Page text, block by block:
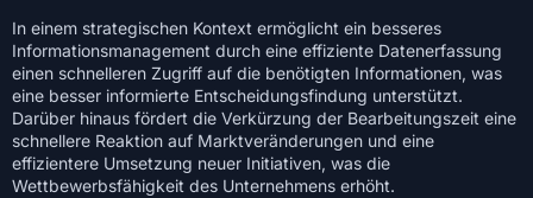
In einem strategischen Kontext ermöglicht ein besseres
Informationsmanagement durch eine effiziente Datenerfassung
einen schnelleren Zugriff auf die benötigten Informationen, was
eine besser informierte Entscheidungsfindung unterstützt.
Darüber hinaus fördert die Verkürzung der Bearbeitungszeit eine
schnellere Reaktion auf Marktveränderungen und eine
effizientere Umsetzung neuer Initiativen, was die
Wettbewerbsfähigkeit des Unternehmens erhöht.